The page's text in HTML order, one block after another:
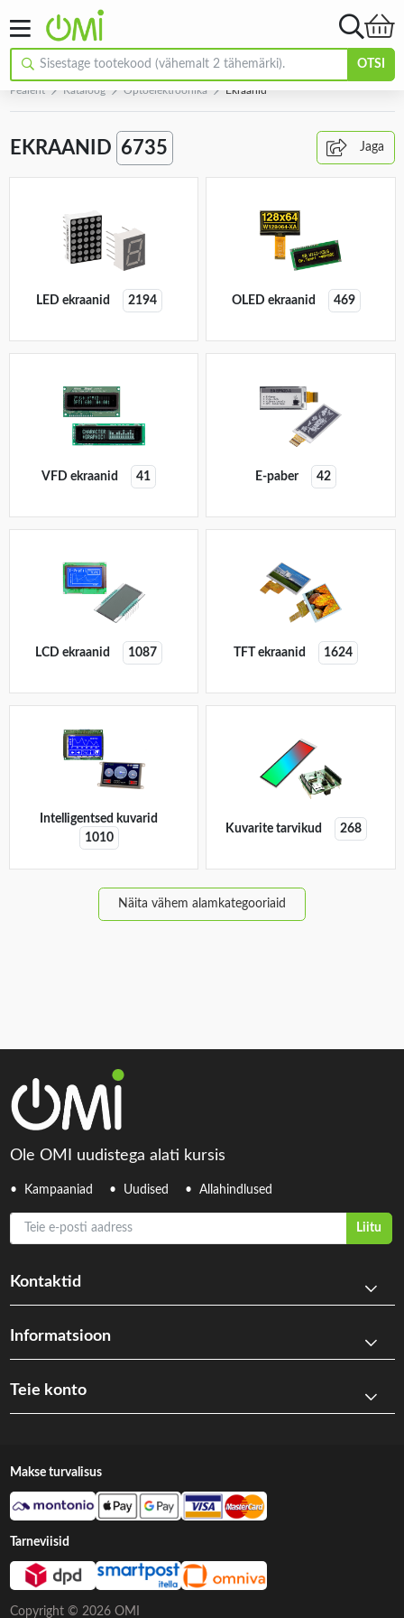
OTSI
Pealeht Kataloog Optoelektroonika Ekraanid
EKRAANID 6735 Jaga
LED ekraanid 2194 OLED ekraanid 469
VFD ekraanid 41 E-paber 42
LCD ekraanid 1087 TFT ekraanid 1624
Intelligentsed kuvarid
1010
Kuvarite tarvikud 268
Näita vähem alamkategooriaid
Ole OMI uudistega alati kursis
Kampaaniad Uudised Allahindlused
Teie e-posti aadress
Liitu
Kontaktid
Informatsioon
Teie konto
Copyright © 2026 OMI
Makse turvalisus
Tarneviisid